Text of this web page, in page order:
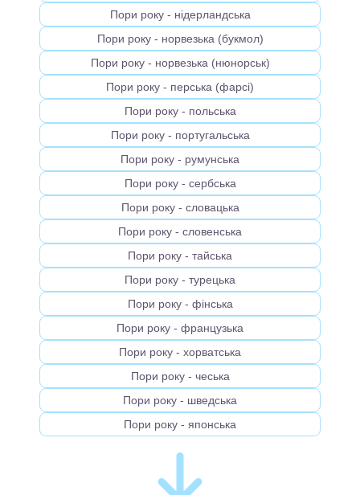
Пори року - нідерландська
Пори року - норвезька (букмол)
Пори року - норвезька (нюнорськ)
Пори року - перська (фарсі)
Пори року - польська
Пори року - португальська
Пори року - румунська
Пори року - сербська
Пори року - словацька
Пори року - словенська
Пори року - тайська
Пори року - турецька
Пори року - фінська
Пори року - французька
Пори року - хорватська
Пори року - чеська
Пори року - шведська
Пори року - японська